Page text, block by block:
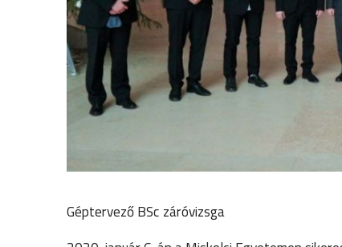
Géptervező BSc záróvizsga